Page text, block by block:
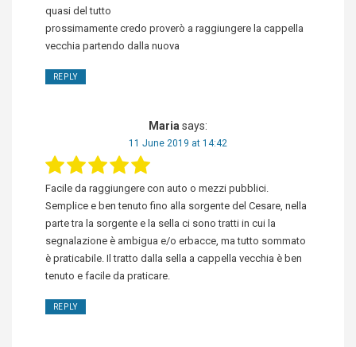
quasi del tutto
prossimamente credo proverò a raggiungere la cappella
vecchia partendo dalla nuova
REPLY
Maria says:
11 June 2019 at 14:42
Facile da raggiungere con auto o mezzi pubblici.
Semplice e ben tenuto fino alla sorgente del Cesare, nella
parte tra la sorgente e la sella ci sono tratti in cui la
segnalazione è ambigua e/o erbacce, ma tutto sommato
è praticabile. Il tratto dalla sella a cappella vecchia è ben
tenuto e facile da praticare.
REPLY